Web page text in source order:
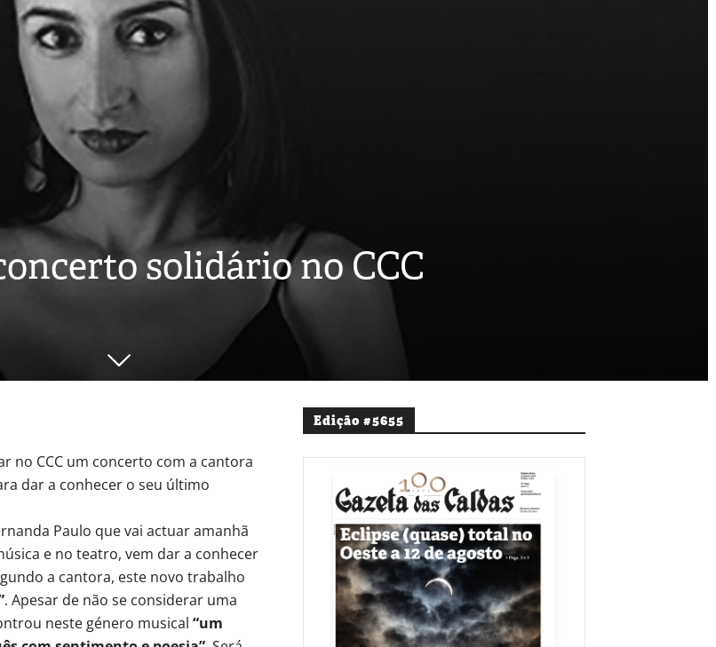
solidário no CCC
no CCC um concerto com a cantora
dar a conhecer o seu último
Paulo que vai actuar amanhã
e no teatro, vem dar a conhecer
a cantora, este novo trabalho
. Apesar de não se considerar uma
neste género musical “um
Edição #5655